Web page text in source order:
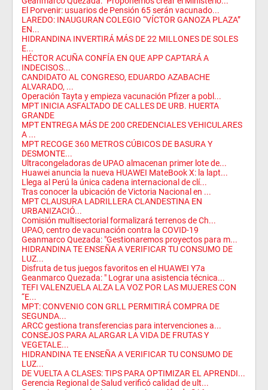
El Porvenir: usuarios de Pensión 65 serán vacunado...
LAREDO: INAUGURAN COLEGIO “VÍCTOR GANOZA PLAZA”
EN...
HIDRANDINA INVERTIRÁ MÁS DE 22 MILLONES DE SOLES
E...
HÉCTOR ACUÑA CONFÍA EN QUE APP CAPTARÁ A
INDECISOS...
CANDIDATO AL CONGRESO, EDUARDO AZABACHE
ALVARADO, ...
Operación Tayta y empieza vacunación Pfizer a pobl...
MPT INICIA ASFALTADO DE CALLES DE URB. HUERTA
GRANDE
MPT ENTREGA MÁS DE 200 CREDENCIALES VEHICULARES
A ...
MPT RECOGE 360 METROS CÚBICOS DE BASURA Y
DESMONTE...
Ultracongeladoras de UPAO almacenan primer lote de...
Huawei anuncia la nueva HUAWEI MateBook X: la lapt...
Llega al Perú la única cadena internacional de clí...
Tras conocer la ubicación de Victoria Nacional en ...
MPT CLAUSURA LADRILLERA CLANDESTINA EN
URBANIZACIÓ...
Comisión multisectorial formalizará terrenos de Ch...
UPAO, centro de vacunación contra la COVID-19
Geanmarco Quezada: "Gestionaremos proyectos para m...
HIDRANDINA TE ENSEÑA A VERIFICAR TU CONSUMO DE
LUZ...
Disfruta de tus juegos favoritos en el HUAWEI Y7a
Geanmarco Quezada: " Lograr una asistencia técnica...
TEFI VALENZUELA ALZA LA VOZ POR LAS MUJERES CON
“E...
MPT: CONVENIO CON GRLL PERMITIRÁ COMPRA DE
SEGUNDA...
ARCC gestiona transferencias para intervenciones a...
CONSEJOS PARA ALARGAR LA VIDA DE FRUTAS Y
VEGETALE...
HIDRANDINA TE ENSEÑA A VERIFICAR TU CONSUMO DE
LUZ...
DE VUELTA A CLASES: TIPS PARA OPTIMIZAR EL APRENDI...
Gerencia Regional de Salud verificó calidad de ult...